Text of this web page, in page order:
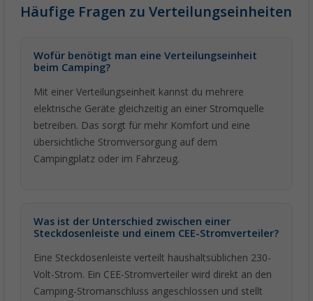
Häufige Fragen zu Verteilungseinheiten
Wofür benötigt man eine Verteilungseinheit
beim Camping?
Mit einer Verteilungseinheit kannst du mehrere
elektrische Geräte gleichzeitig an einer Stromquelle
betreiben. Das sorgt für mehr Komfort und eine
übersichtliche Stromversorgung auf dem
Campingplatz oder im Fahrzeug.
Was ist der Unterschied zwischen einer
Steckdosenleiste und einem CEE-Stromverteiler?
Eine Steckdosenleiste verteilt haushaltsüblichen 230-
Volt-Strom. Ein CEE-Stromverteiler wird direkt an den
Camping-Stromanschluss angeschlossen und stellt